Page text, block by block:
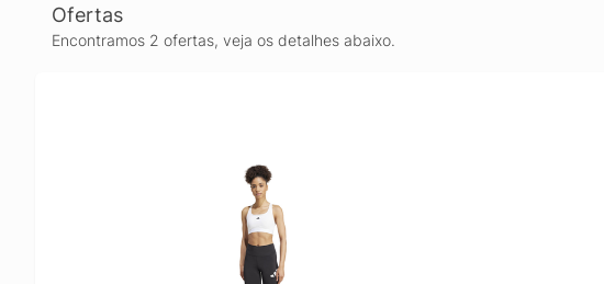
Ofertas
Encontramos 2 ofertas, veja os detalhes abaixo.